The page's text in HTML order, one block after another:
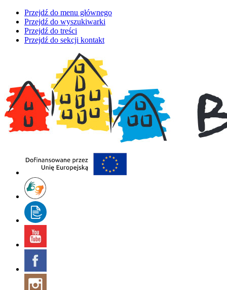
Przejdź do menu głównego
Przejdź do wyszukiwarki
Przejdź do treści
Przejdź do sekcji kontakt